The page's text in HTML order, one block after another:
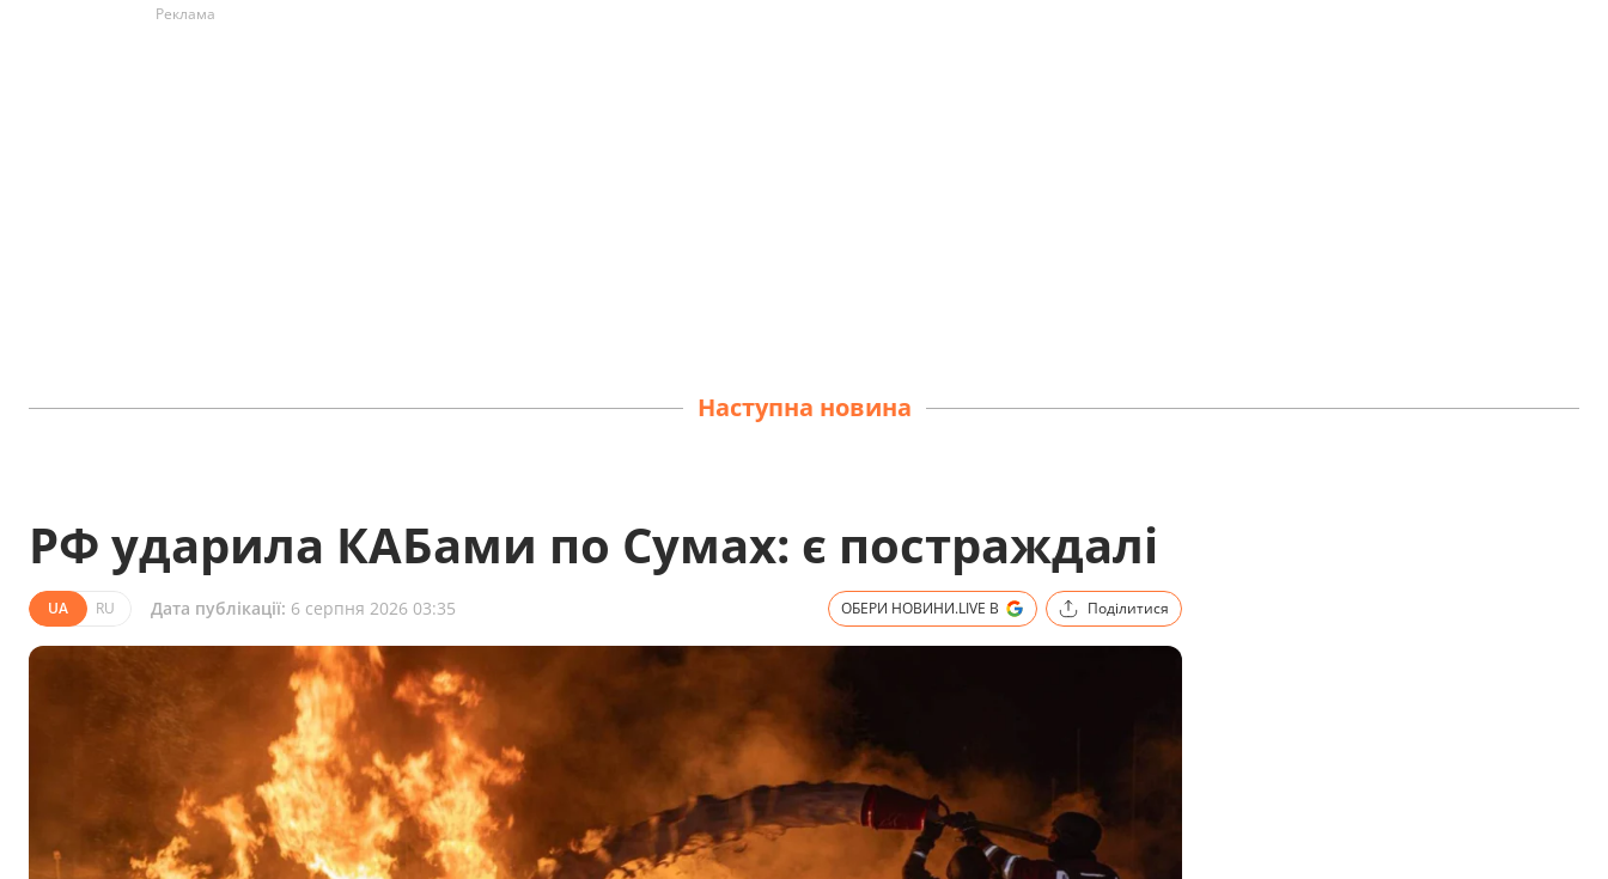
Реклама
Наступна новина
РФ ударила КАБами по Сумах: є постраждалі
UA RU Дата публікації: 6 серпня 2026 03:35 ОБЕРИ НОВИНИ.LIVE В Поділитися